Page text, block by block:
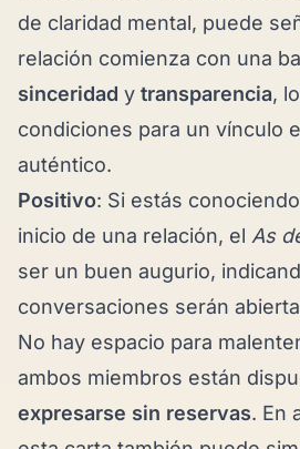
de claridad mental, puede
relación comienza con una
sinceridad y transparencia,
condiciones para un vínculo
auténtico.
Positivo: Si estás
inicio de una relación, el As
ser un buen augurio,
conversaciones serán
No hay espacio para
ambos miembros están
expresarse sin reservas. En